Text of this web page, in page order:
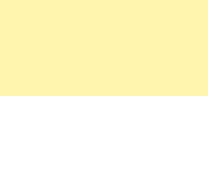
令和2年8月4